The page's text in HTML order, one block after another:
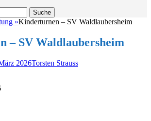
»Kinderturnen – SV Waldlaubersheim
– SV Waldlaubersheim
2026Autor
Torsten Strauss